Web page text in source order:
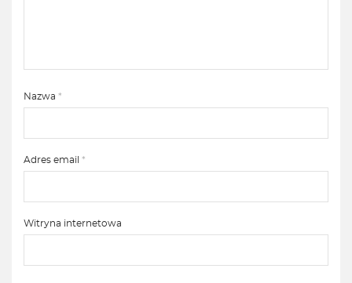
Nazwa *
Adres email *
Witryna internetowa